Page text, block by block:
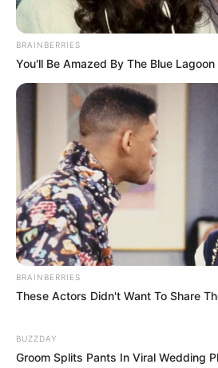
Tags ઇસ્કોન અકસ્માત તથ્ય પટેલ તથ્ય
BRAINBERRIES
You'll Be Amazed By The Blue
BRAINBERRIES
These Actors Didn't Want To Share
BUZZDAY
Groom Splits Pants In Viral Wedding